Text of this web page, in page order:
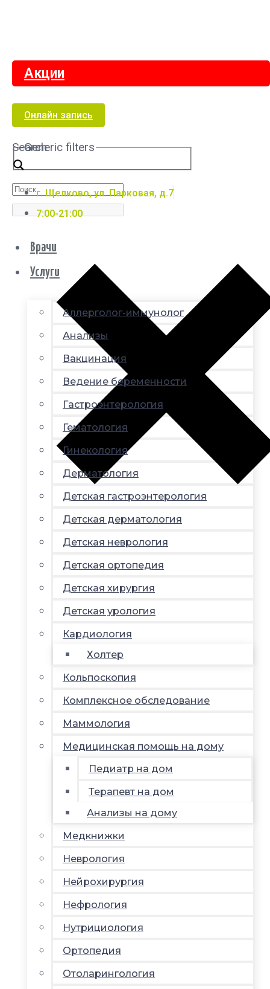
Акции
Онлайн запись
Search
Generic filters
г. Щелково, ул. Парковая, д.7
7:00-21:00
Врачи
Услуги
Аллерголог-иммунолог
Анализы
Вакцинация
Ведение беременности
Гастроэнтерология
Гематология
Гинекология
Дерматология
Детская гастроэнтерология
Детская дерматология
Детская неврология
Детская ортопедия
Детская хирургия
Детская урология
Кардиология
Холтер
Кольпоскопия
Комплексное обследование
Маммология
Медицинская помощь на дому
Педиатр на дом
Терапевт на дом
Анализы на дому
Медкнижки
Неврология
Нейрохирургия
Нефрология
Нутрициология
Ортопедия
Отоларингология